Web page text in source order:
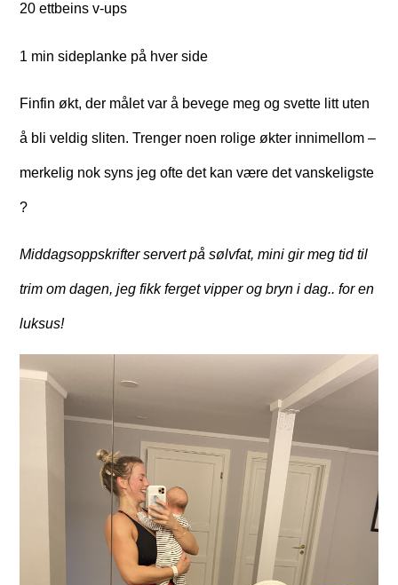
20 ettbeins v-ups
1 min sideplanke på hver side
Finfin økt, der målet var å bevege meg og svette litt uten
å bli veldig sliten. Trenger noen rolige økter innimellom –
merkelig nok syns jeg ofte det kan være det vanskeligste
?
Middagsoppskrifter servert på sølvfat, mini gir meg tid til
trim om dagen, jeg fikk ferget vipper og bryn i dag.. for en
luksus!